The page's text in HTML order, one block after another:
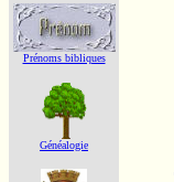
Prénoms bibliques
Généalogie